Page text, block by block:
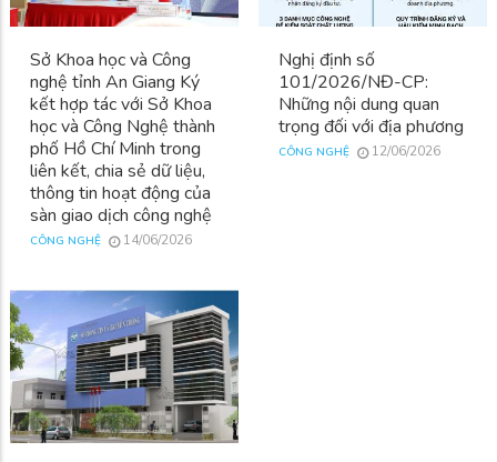
Sở Khoa học và Công
nghệ tỉnh An Giang Ký
kết hợp tác với Sở Khoa
học và Công Nghệ thành
phố Hồ Chí Minh trong
liên kết, chia sẻ dữ liệu,
thông tin hoạt động của
sàn giao dịch công nghệ
CÔNG NGHỆ 14/06/2026
Nghị định số
101/2026/NĐ-CP:
Những nội dung quan
trọng đối với địa phương
CÔNG NGHỆ 12/06/2026